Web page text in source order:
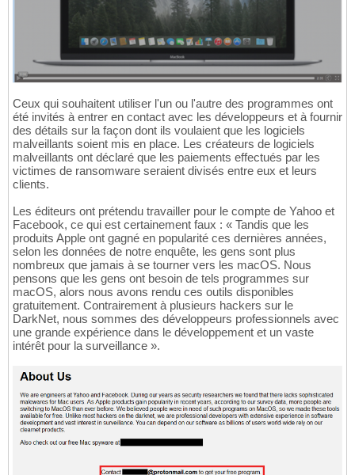
Ceux qui souhaitent utiliser l'un ou l'autre des programmes ont
été invités à entrer en contact avec les développeurs et à fournir
des détails sur la façon dont ils voulaient que les logiciels
malveillants soient mis en place. Les créateurs de logiciels
malveillants ont déclaré que les paiements effectués par les
victimes de ransomware seraient divisés entre eux et leurs
clients.
Les éditeurs ont prétendu travailler pour le compte de Yahoo et
Facebook, ce qui est certainement faux : « Tandis que les
produits Apple ont gagné en popularité ces dernières années,
selon les données de notre enquête, les gens sont plus
nombreux que jamais à se tourner vers les macOS. Nous
pensons que les gens ont besoin de tels programmes sur
macOS, alors nous avons rendu ces outils disponibles
gratuitement. Contrairement à plusieurs hackers sur le
DarkNet, nous sommes des développeurs professionnels avec
une grande expérience dans le développement et un vaste
intérêt pour la surveillance ».